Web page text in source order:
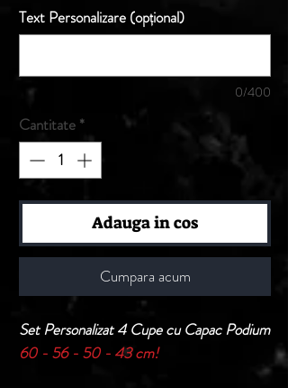
Text Personalizare (opțional)
0/400
Cantitate *
Adauga in cos
Cumpara acum
Set Personalizat 4 Cupe cu Capac Podium
60 - 56 - 50 - 43 cm!